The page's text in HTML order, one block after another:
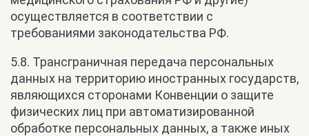
осуществляется в соответствии с
требованиями законодательства РФ.
5.8. Трансграничная передача персональных
данных на территорию иностранных государств,
являющихся сторонами Конвенции о защите
физических лиц при автоматизированной
обработке персональных данных, а также иных